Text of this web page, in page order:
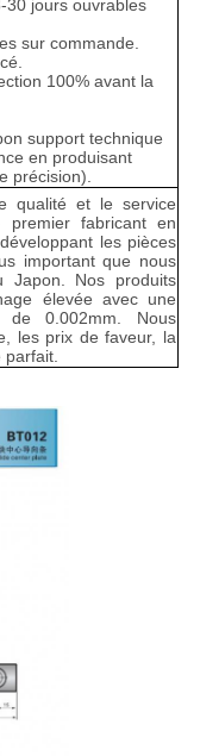
30 jours ouvrables
sur commande.
100% avant la
support technique
en produisant
précision).
qualité et le service
premier fabricant en
les pièces
important que nous
Japon. Nos produits
élevée avec une
de 0.002mm. Nous
les prix de faveur, la
parfait.